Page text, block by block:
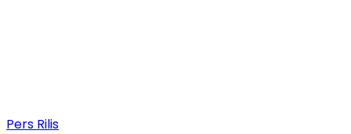
Pers Rilis